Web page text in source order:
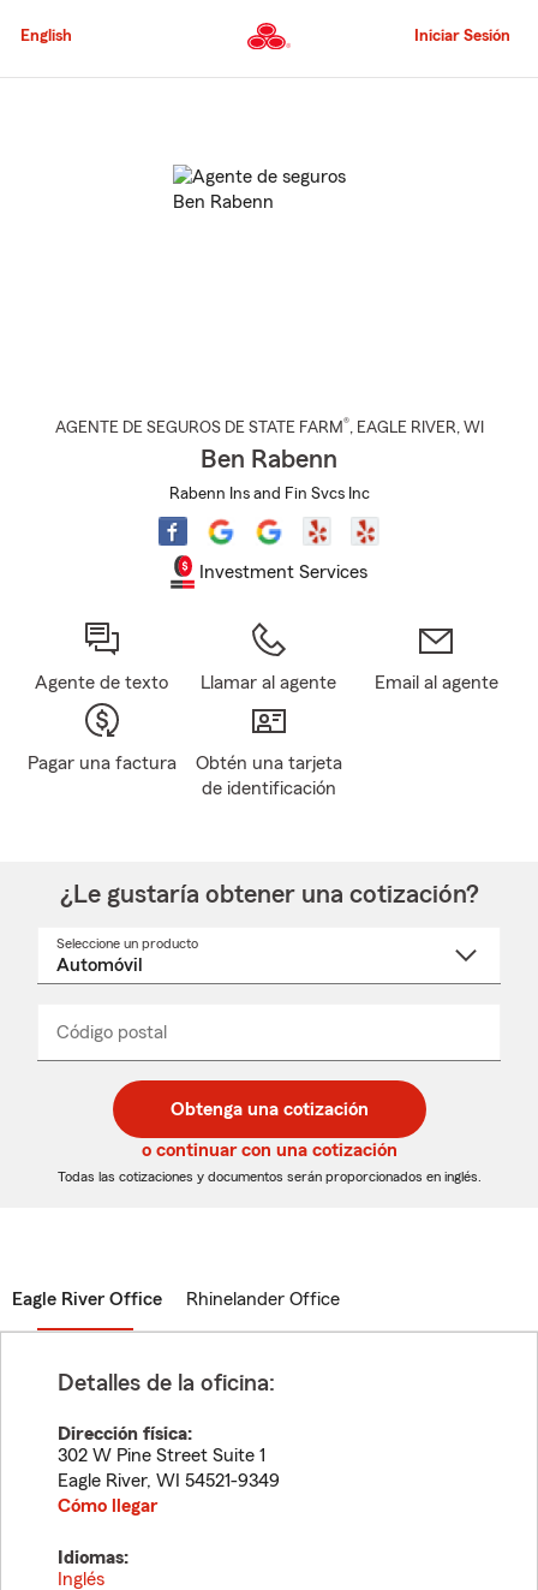
al
principal
English Iniciar Sesión
AGENTE DE SEGUROS DE STATE FARM®, EAGLE RIVER, WI
Ben Rabenn
Rabenn Ins and Fin Svcs Inc
Investment Services
Agente de texto Llamar al agente Email al agente
Pagar una factura
Obtén una tarjeta
de identificación
¿Le gustaría obtener una cotización?
Seleccione un producto
desplegable
Código postal
de
5
dígitos
de
5
dígitos
_____
Obtenga una cotización
o continuar con una cotización
Todas las cotizaciones y documentos serán proporcionados en inglés.
Eagle River Office Rhinelander Office
Detalles de la oficina:
Dirección física:
302 W Pine Street Suite 1
Eagle River, WI 54521-9349
Cómo llegar
Idiomas:
Inglés